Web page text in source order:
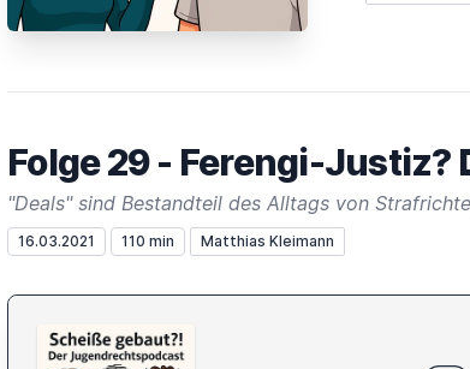
Folge 29 - Ferengi-
16.03.2021 110 min Matthias Kleimann